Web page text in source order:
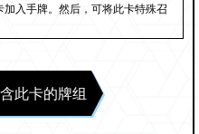
加入手牌。然后，可将此卡特殊召
此卡的牌组